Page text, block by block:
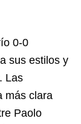
0-0
sus estilos y
Las
más clara
Paolo